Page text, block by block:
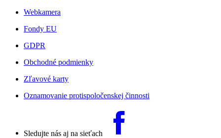
Webkamera
Fondy EU
GDPR
Obchodné podmienky
Zľavové karty
Oznamovanie protispoločenskej činnosti
Sledujte nás aj na sieťach